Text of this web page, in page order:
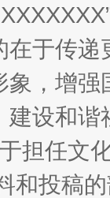
在于传
，增
建设和
担任文
和投稿